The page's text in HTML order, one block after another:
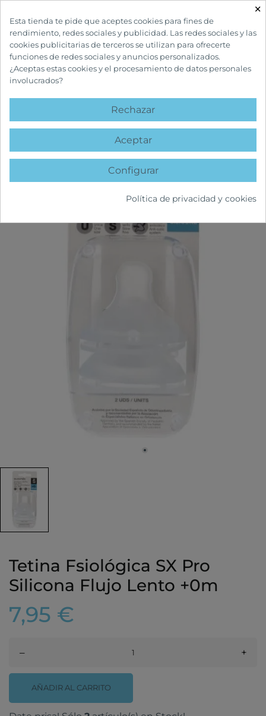
INICIO INFANTIL Y MATERNIDAD
favorite
Tetina Fsiológica SX Pro
Silicona Flujo Lento +0m
7,95 €
– +
AÑADIR AL CARRITO
×
Esta tienda te pide que aceptes cookies para fines de
rendimiento, redes sociales y publicidad. Las redes sociales y las
cookies publicitarias de terceros se utilizan para ofrecerte
funciones de redes sociales y anuncios personalizados.
¿Aceptas estas cookies y el procesamiento de datos personales
involucrados?
Rechazar
Aceptar
Configurar
Política de privacidad y cookies